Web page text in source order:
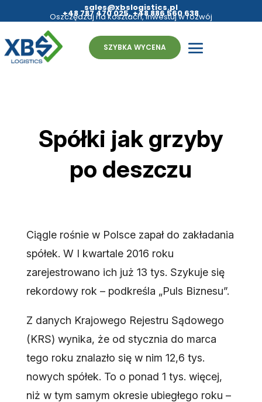
sales@xbslogistics.pl
Oszczędzaj na kosztach, inwestuj w rozwój
+48 787 470 025,+48 886 560 638
SZYBKA WYCENA
Spółki jak grzyby
po deszczu
Ciągle rośnie w Polsce zapał do zakładania
spółek. W I kwartale 2016 roku
zarejestrowano ich już 13 tys. Szykuje się
rekordowy rok – podkreśla „Puls Biznesu”.
Z danych Krajowego Rejestru Sądowego
(KRS) wynika, że od stycznia do marca
tego roku znalazło się w nim 12,6 tys.
nowych spółek. To o ponad 1 tys. więcej,
niż w tym samym okresie ubiegłego roku –